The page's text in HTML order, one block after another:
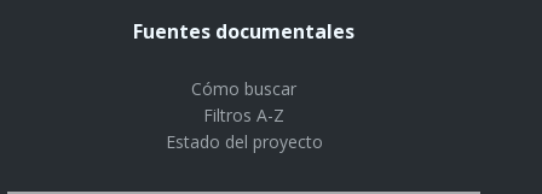
Fuentes documentales
Cómo buscar
Filtros A-Z
Estado del proyecto